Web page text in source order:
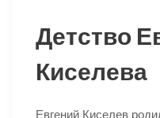
Детство
Киселева
Евгений Киселев